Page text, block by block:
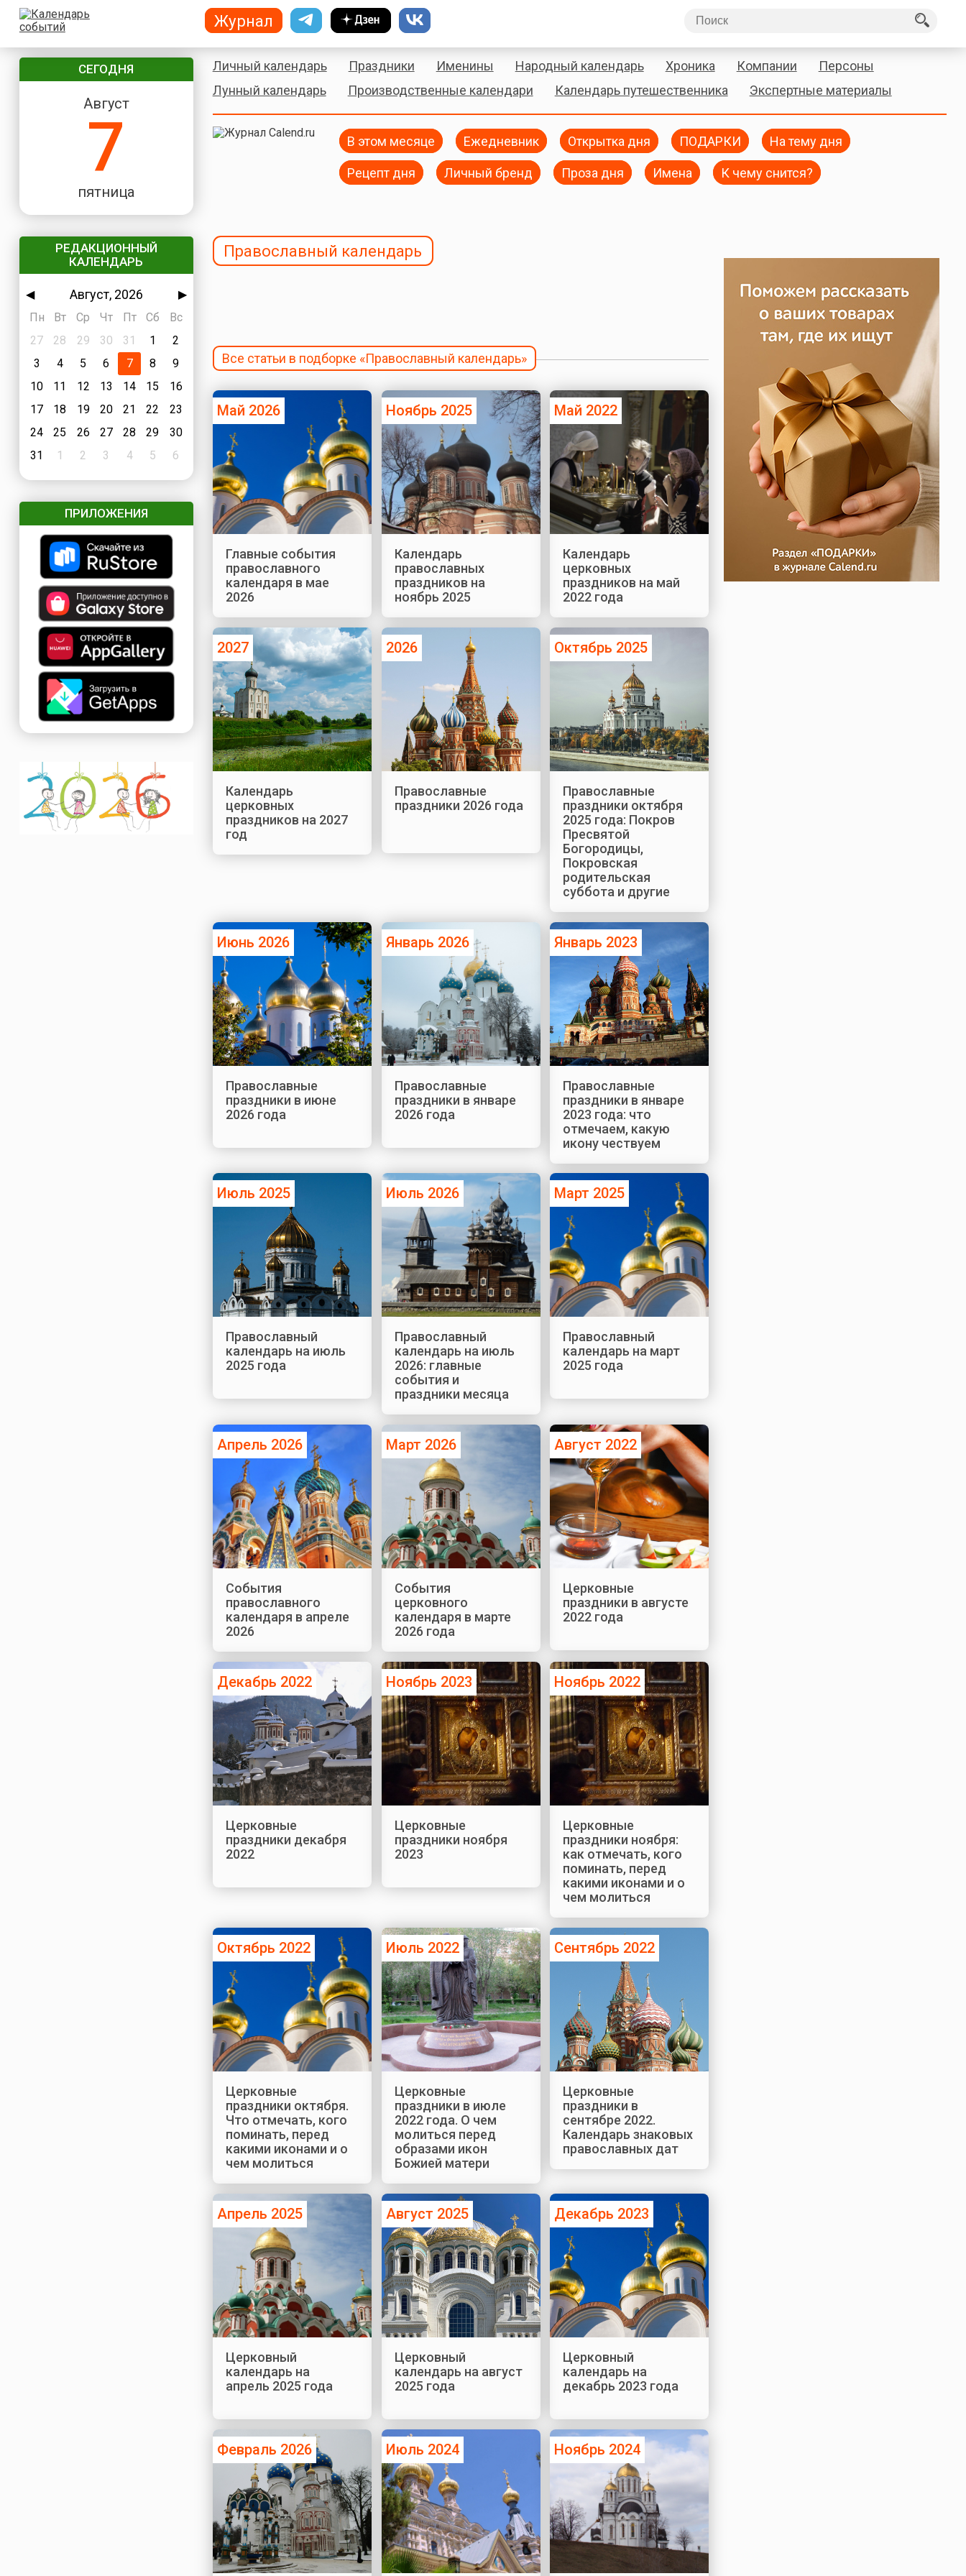
СЕГОДНЯ
Август
7
пятница
РЕДАКЦИОННЫЙ
КАЛЕНДАРЬ
◀ Август, 2026
▶
Пн
Вт Ср Чт Пт Сб
Вс
27
28 29 30 31 1
2
3
4 5 6 7 8
9
10
11 12 13 14 15
16
17
18 19 20 21 22
23
24
25 26 27 28 29
30
31
1 2 3 4 5 6
ПРИЛОЖЕНИЯ
Личный календарь Праздники Именины Народный календарь Хроника Компании
Персоны
Лунный календарь
Производственные календари Календарь путешественника Экспертные материалы
В этом месяце Ежедневник Открытка дня ПОДАРКИ На тему дня
Рецепт дня Личный бренд Проза дня Имена К чему снится?
Православный календарь
Все статьи в подборке «Православный календарь»
Май 2026
Главные события
православного
календаря в мае
2026
Ноябрь 2025
Календарь
православных
праздников на
ноябрь 2025
Май 2022
Календарь
церковных
праздников на май
2022 года
2027
Календарь
церковных
праздников на 2027
год
2026
Православные
праздники 2026 года
Октябрь 2025
Православные
праздники октября
2025 года: Покров
Пресвятой
Богородицы,
Покровская
родительская
суббота и другие
Июнь 2026
Православные
праздники в июне
2026 года
Январь 2026
Православные
праздники в январе
2026 года
Январь 2023
Православные
праздники в январе
2023 года: что
отмечаем, какую
икону чествуем
Июль 2025
Православный
календарь на июль
2025 года
Июль 2026
Православный
календарь на июль
2026: главные
события и
праздники месяца
Март 2025
Православный
календарь на март
2025 года
Апрель 2026
События
православного
календаря в апреле
2026
Март 2026
События
церковного
календаря в марте
2026 года
Август 2022
Церковные
праздники в августе
2022 года
Декабрь 2022
Церковные
праздники декабря
2022
Ноябрь 2023
Церковные
праздники ноября
2023
Ноябрь 2022
Церковные
праздники ноября:
как отмечать, кого
поминать, перед
какими иконами и о
чем молиться
Октябрь 2022
Церковные
праздники октября.
Что отмечать, кого
поминать, перед
какими иконами и о
чем молиться
Июль 2022
Церковные
праздники в июле
2022 года. О чем
молиться перед
образами икон
Божией матери
Сентябрь 2022
Церковные
праздники в
сентябре 2022.
Календарь знаковых
православных дат
Апрель 2025
Церковный
календарь на
апрель 2025 года
Август 2025
Церковный
календарь на август
2025 года
Декабрь 2023
Церковный
календарь на
декабрь 2023 года
Февраль 2026 Июль 2024 Ноябрь 2024
Журнал